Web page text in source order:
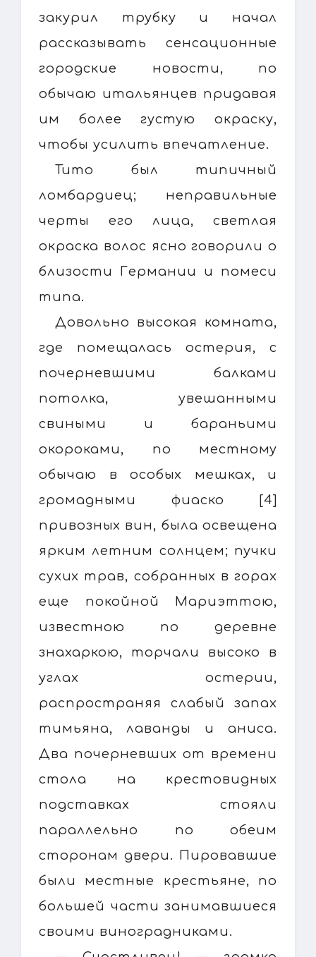
закурил трубку и начал
рассказывать сенсационные
городские новости, по
обычаю итальянцев придавая
им более густую окраску,
чтобы усилить впечатление.
Тито был типичный
ломбардиец; неправильные
черты его лица, светлая
окраска волос ясно говорили о
близости Германии и помеси
типа.
Довольно высокая комната,
где помещалась остерия, с
почерневшими балками
потолка, увешанными
свиными и бараньими
окороками, по местному
обычаю в особых мешках, и
громадными фиаско [4]
привозных вин, была освещена
ярким летним солнцем; пучки
сухих трав, собранных в горах
еще покойной Мариэттою,
известною по деревне
знахаркою, торчали высоко в
углах остерии,
распространяя слабый запах
тимьяна, лаванды и аниса.
Два почерневших от времени
стола на крестовидных
подставках стояли
параллельно по обеим
сторонам двери. Пировавшие
были местные крестьяне, по
большей части занимавшиеся
своими виноградниками.